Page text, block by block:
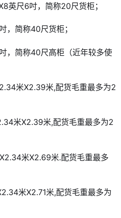
英尺6吋，简称20尺货柜；
，简称40尺货柜；
，简称40尺高柜（近年较多使
米X2.39米,配货毛重最多为2
米X2.39米,配货毛重最多为2
米X2.69米.配货毛重最多
米X2.71米,配货毛重最多为